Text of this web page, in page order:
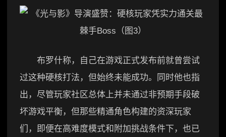
布罗什称，自己在游戏正式发布前就曾尝试
过这种硬核打法，但始终未能成功。同时他也指
出，尽管玩家社区总体上并未通过非预期手段破
坏游戏平衡，但那些精通角色构建的资深玩家
们，即便在高难度模式和附加挑战条件下，也已